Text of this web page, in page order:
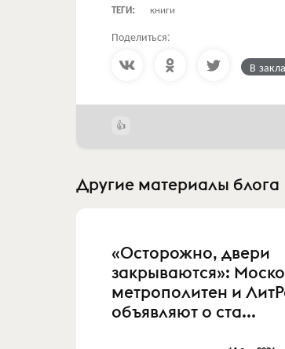
ТЕГИ:
книги
Поделиться:
В
Другие материалы блога
«Осторожно, двери
закрываются»:
метрополитен и
объявляют о ста...